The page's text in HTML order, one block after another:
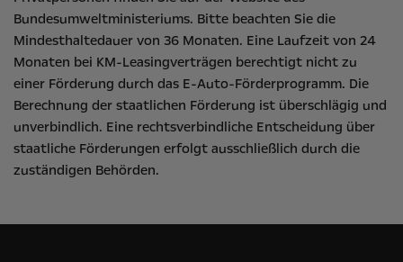
Bundesumweltministeriums. Bitte beachten Sie die
Mindesthaltedauer von 36 Monaten. Eine Laufzeit von 24
Monaten bei KM-Leasingverträgen berechtigt nicht zu
einer Förderung durch das E-Auto-Förderprogramm. Die
Berechnung der staatlichen Förderung ist überschlägig und
unverbindlich. Eine rechtsverbindliche Entscheidung über
staatliche Förderungen erfolgt ausschließlich durch die
zuständigen Behörden.